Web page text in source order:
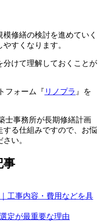
修繕の検討を進めていく
すくなります。
分けて理解しておくことが
フォーム『 リノプラ 』を
士事務所が長期修繕計画
する仕組みですので、お悩
い。
事
工事内容・費用などを具
定が最重要な理由